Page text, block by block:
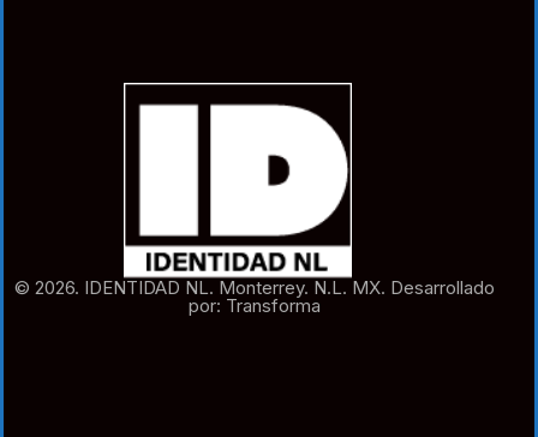
© 2026. IDENTIDAD NL. Monterrey. N.L. MX. Desarrollado
por: Transforma